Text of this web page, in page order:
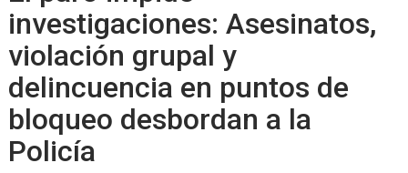
investigaciones: Asesinatos,
violación grupal y
delincuencia en puntos de
bloqueo desbordan a la
Policía